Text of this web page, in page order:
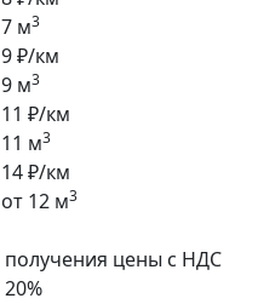
7 м3
9 ₽/км
9 м3
11 ₽/км
11 м3
14 ₽/км
от 12 м3
цены с НДС